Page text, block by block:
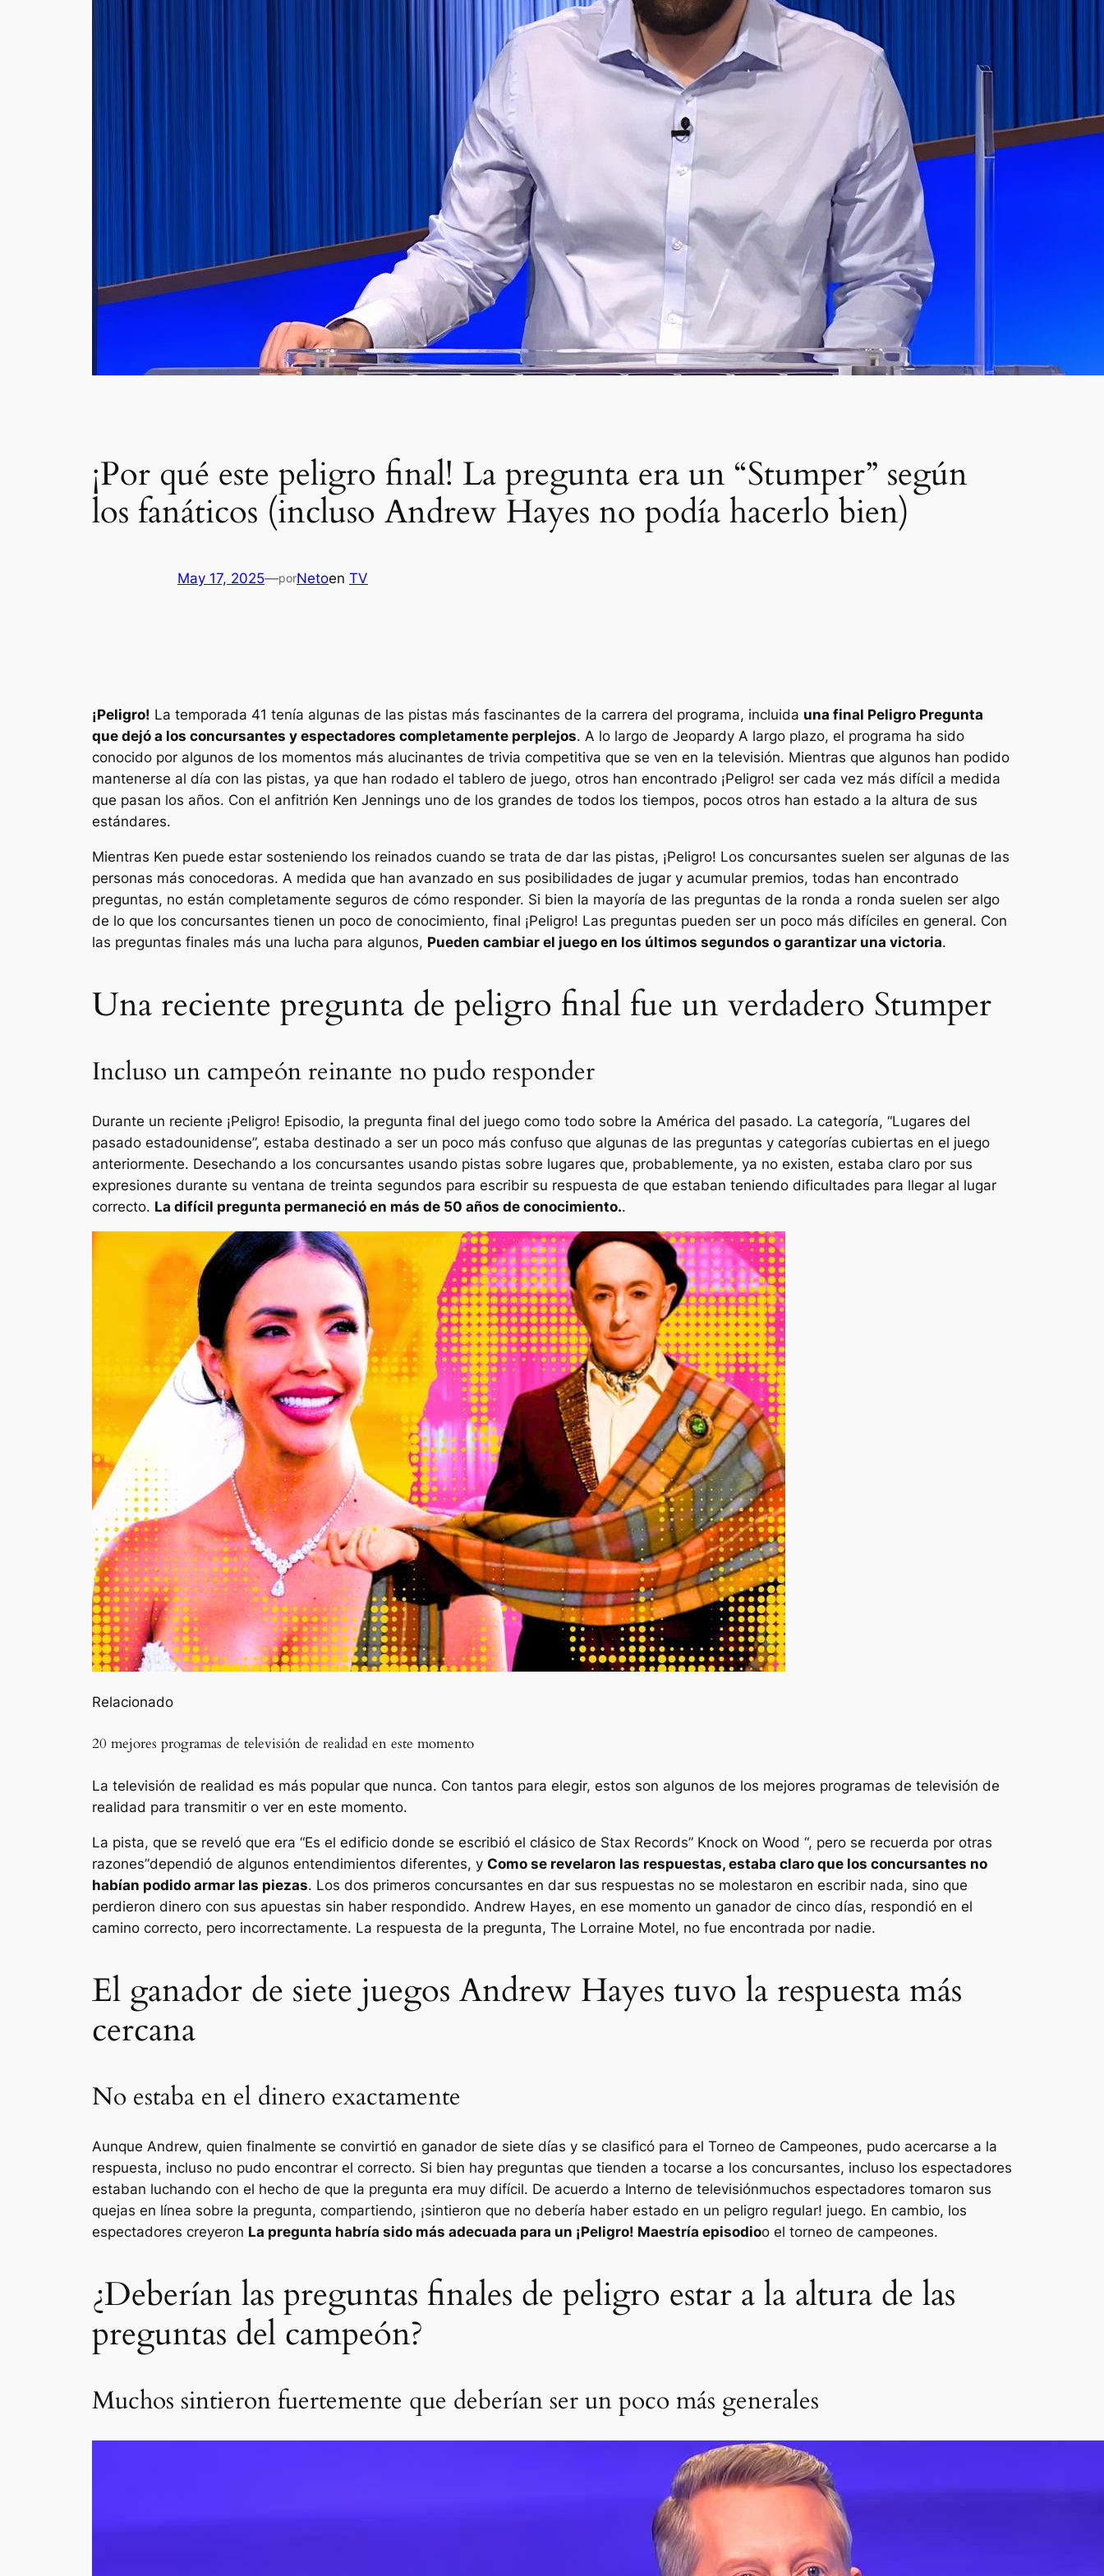
¡Por qué este peligro final! La pregunta era un “Stumper” según
los fanáticos (incluso Andrew Hayes no podía hacerlo bien)
May 17, 2025—porNetoen TV
¡Peligro! La temporada 41 tenía algunas de las pistas más fascinantes de la carrera del programa, incluida una final Peligro Pregunta
que dejó a los concursantes y espectadores completamente perplejos. A lo largo de Jeopardy A largo plazo, el programa ha sido
conocido por algunos de los momentos más alucinantes de trivia competitiva que se ven en la televisión. Mientras que algunos han podido
mantenerse al día con las pistas, ya que han rodado el tablero de juego, otros han encontrado ¡Peligro! ser cada vez más difícil a medida
que pasan los años. Con el anfitrión Ken Jennings uno de los grandes de todos los tiempos, pocos otros han estado a la altura de sus
estándares.
Mientras Ken puede estar sosteniendo los reinados cuando se trata de dar las pistas, ¡Peligro! Los concursantes suelen ser algunas de las
personas más conocedoras. A medida que han avanzado en sus posibilidades de jugar y acumular premios, todas han encontrado
preguntas, no están completamente seguros de cómo responder. Si bien la mayoría de las preguntas de la ronda a ronda suelen ser algo
de lo que los concursantes tienen un poco de conocimiento, final ¡Peligro! Las preguntas pueden ser un poco más difíciles en general. Con
las preguntas finales más una lucha para algunos, Pueden cambiar el juego en los últimos segundos o garantizar una victoria.
Una reciente pregunta de peligro final fue un verdadero Stumper
Incluso un campeón reinante no pudo responder
Durante un reciente ¡Peligro! Episodio, la pregunta final del juego como todo sobre la América del pasado. La categoría, “Lugares del
pasado estadounidense”, estaba destinado a ser un poco más confuso que algunas de las preguntas y categorías cubiertas en el juego
anteriormente. Desechando a los concursantes usando pistas sobre lugares que, probablemente, ya no existen, estaba claro por sus
expresiones durante su ventana de treinta segundos para escribir su respuesta de que estaban teniendo dificultades para llegar al lugar
correcto. La difícil pregunta permaneció en más de 50 años de conocimiento..
Relacionado
20 mejores programas de televisión de realidad en este momento
La televisión de realidad es más popular que nunca. Con tantos para elegir, estos son algunos de los mejores programas de televisión de
realidad para transmitir o ver en este momento.
La pista, que se reveló que era “Es el edificio donde se escribió el clásico de Stax Records” Knock on Wood “, pero se recuerda por otras
razones”dependió de algunos entendimientos diferentes, y Como se revelaron las respuestas, estaba claro que los concursantes no
habían podido armar las piezas. Los dos primeros concursantes en dar sus respuestas no se molestaron en escribir nada, sino que
perdieron dinero con sus apuestas sin haber respondido. Andrew Hayes, en ese momento un ganador de cinco días, respondió en el
camino correcto, pero incorrectamente. La respuesta de la pregunta, The Lorraine Motel, no fue encontrada por nadie.
El ganador de siete juegos Andrew Hayes tuvo la respuesta más
cercana
No estaba en el dinero exactamente
Aunque Andrew, quien finalmente se convirtió en ganador de siete días y se clasificó para el Torneo de Campeones, pudo acercarse a la
respuesta, incluso no pudo encontrar el correcto. Si bien hay preguntas que tienden a tocarse a los concursantes, incluso los espectadores
estaban luchando con el hecho de que la pregunta era muy difícil. De acuerdo a Interno de televisiónmuchos espectadores tomaron sus
quejas en línea sobre la pregunta, compartiendo, ¡sintieron que no debería haber estado en un peligro regular! juego. En cambio, los
espectadores creyeron La pregunta habría sido más adecuada para un ¡Peligro! Maestría episodioo el torneo de campeones.
¿Deberían las preguntas finales de peligro estar a la altura de las
preguntas del campeón?
Muchos sintieron fuertemente que deberían ser un poco más generales